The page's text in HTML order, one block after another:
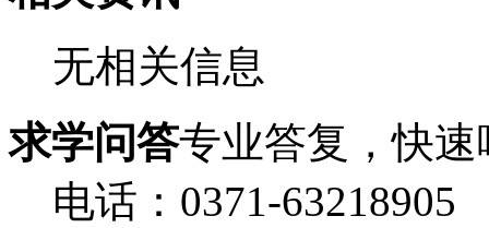
无相关信息
求学问答专业答复，快速
电话：0371-63218905